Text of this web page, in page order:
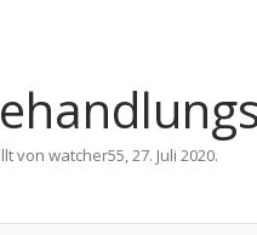
von watcher55,27. Juli 2020.